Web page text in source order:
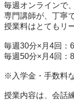
毎週オンラインで
専門講師が、丁寧
授業料はとてもリ
毎週30分×月4回：
毎週50分×月4回：
※入学金・手数料
授業内容は、会話